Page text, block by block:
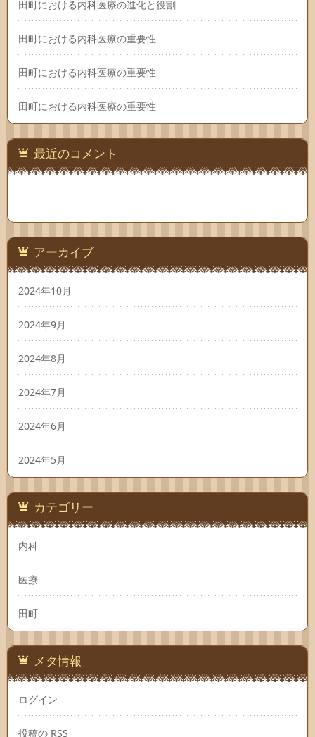
田町における内科医療の進化と役割
田町における内科医療の重要性
田町における内科医療の重要性
田町における内科医療の重要性
最近のコメント
アーカイブ
2024年10月
2024年9月
2024年8月
2024年7月
2024年6月
2024年5月
カテゴリー
内科
医療
田町
メタ情報
ログイン
投稿の RSS